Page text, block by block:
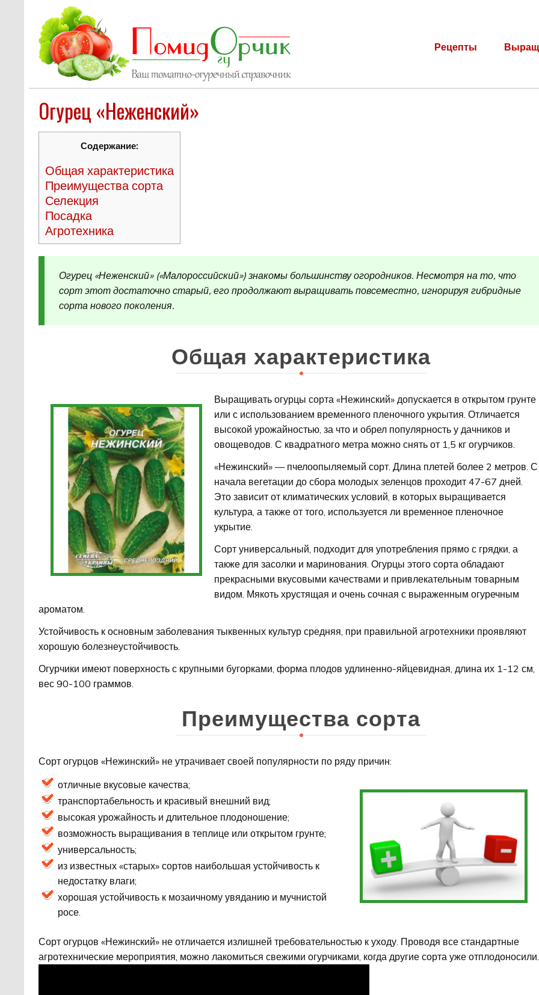
Рецепты
Огурец «Неженский»
Содержание:
Общая характеристика
Преимущества сорта
Селекция
Посадка
Агротехника
Огурец «Неженский» («Малороссийский») знакомы большинству огородников. Несмотря на то, что
сорт этот достаточно старый, его продолжают выращивать повсеместно, игнорируя гибридные
сорта нового поколения.
Общая характеристика
Выращивать огурцы сорта «Нежинский» допускается в открытом грунте
или с использованием временного пленочного укрытия. Отличается
высокой урожайностью, за что и обрел популярность у дачников и
овощеводов. С квадратного метра можно снять от 1,5 кг огурчиков.
«Нежинский» — пчелоопыляемый сорт. Длина плетей более 2 метров. С
начала вегетации до сбора молодых зеленцов проходит 47-67 дней.
Это зависит от климатических условий, в которых выращивается
культура, а также от того, используется ли временное пленочное
укрытие.
Сорт универсальный, подходит для употребления прямо с грядки, а
также для засолки и маринования. Огурцы этого сорта обладают
прекрасными вкусовыми качествами и привлекательным товарным
видом. Мякоть хрустящая и очень сочная с выраженным огуречным
ароматом.
Устойчивость к основным заболевания тыквенных культур средняя, при правильной агротехники проявляют
хорошую болезнеустойчивость.
Огурчики имеют поверхность с крупными бугорками, форма плодов удлиненно-яйцевидная, длина их 1-12 см,
вес 90-100 граммов.
Преимущества сорта
Сорт огурцов «Нежинский» не утрачивает своей популярности по ряду причин:
отличные вкусовые качества;
транспортабельность и красивый внешний вид;
высокая урожайность и длительное плодоношение;
возможность выращивания в теплице или открытом грунте;
универсальность;
из известных «старых» сортов наибольшая устойчивость к
недостатку влаги;
хорошая устойчивость к мозаичному увяданию и мучнистой
росе.
Сорт огурцов «Нежинский» не отличается излишней требовательностью к уходу. Проводя все стандартные
агротехнические мероприятия, можно лакомиться свежими огурчиками, когда другие сорта уже отплодоносили.